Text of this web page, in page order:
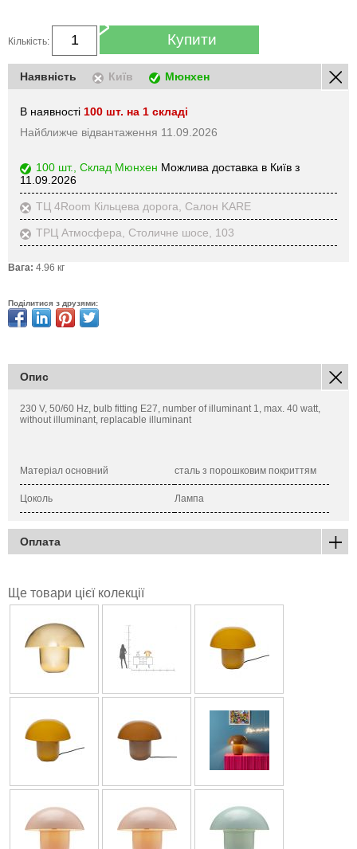
Кількість: Купити
Наявність Київ Мюнхен
В наявності 100 шт. на 1 складі
Найближче відвантаження 11.09.2026
100 шт., Склад Мюнхен Можлива доставка в Київ з
11.09.2026
ТЦ 4Room Кільцева дорога, Салон KARE
ТРЦ Атмосфера, Столичне шосе, 103
Вага: 4.96 кг
Поділитися з друзями:
Опис
230 V, 50/60 Hz, bulb fitting E27, number of illuminant 1, max. 40 watt,
without illuminant, replacable illuminant
Матеріал основний сталь з порошковим покриттям
Цоколь Лампа
Оплата
Ще товари цієї колекції